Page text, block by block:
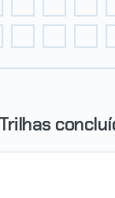
Trilhas